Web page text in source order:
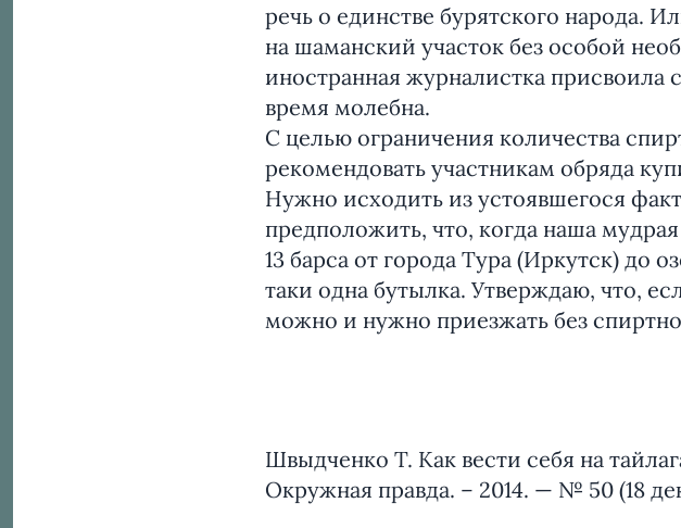
речь о единстве бурятского народа.
на шаманский участок без особой
иностранная журналистка присвоила
время молебна.
С целью ограничения количества
рекомендовать участникам обряда
Нужно исходить из устоявшегося
предположить, что, когда наша
13 барса от города Тура (Иркутск) до
таки одна бутылка. Утверждаю, что,
можно и нужно приезжать без
Швыдченко Т. Как вести себя на
Окружная правда. – 2014. — № 50 (18